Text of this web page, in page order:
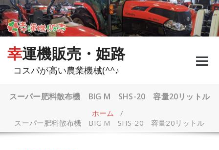
コ
ン
テ
ン
幸運機販売・姫路
コスパが高い農業機械(^^♪
スーパー肥料散布機 BIG M SHS-20 容量20リットル
ホーム /
スーパー肥料散布機 BIG M SHS-20 容量20リットル